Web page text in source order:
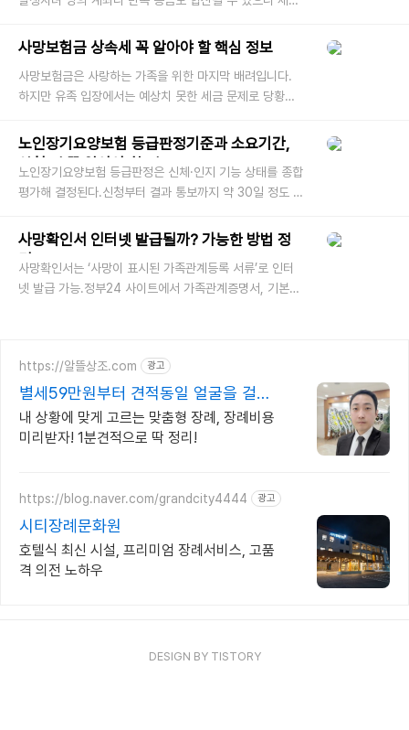
씩 재산을 마련해주
사망보험금 상속세 꼭 알아야 할 핵심 정보
사망보험금은 사랑하는 가족을 위한 마지막 배려입니다.
하지만 유족 입장에서는 예상치 못한 세금 문제로 당황할
없이 적용될 수 있
노인장기요양보험 등급판정기준과 소요기간,
신청 전 꼭 알아야 할 점!
노인장기요양보험 등급판정은 신체·인지 기능 상태를 종합
평가해 결정된다.신청부터 결과 통보까지 약 30일 정도 소
거나 부모님의 요
사망확인서 인터넷 발급될까? 가능한 방법 정
리!
사망확인서는 ‘사망이 표시된 가족관계등록 서류’로 인터
넷 발급 가능.정부24 사이트에서 가족관계증명서, 기본증
https://알뜰상조.com 광고
별세59만원부터 견적동일 얼굴을 걸고
처음부터 끝까지
내 상황에 맞게 고르는 맞춤형 장례, 장례비용
미리받자! 1분견적으로 딱 정리!
https://blog.naver.com/grandcity4444 광고
시티장례문화원
호텔식 최신 시설, 프리미엄 장례서비스, 고품
격 의전 노하우
DESIGN BY TISTORY